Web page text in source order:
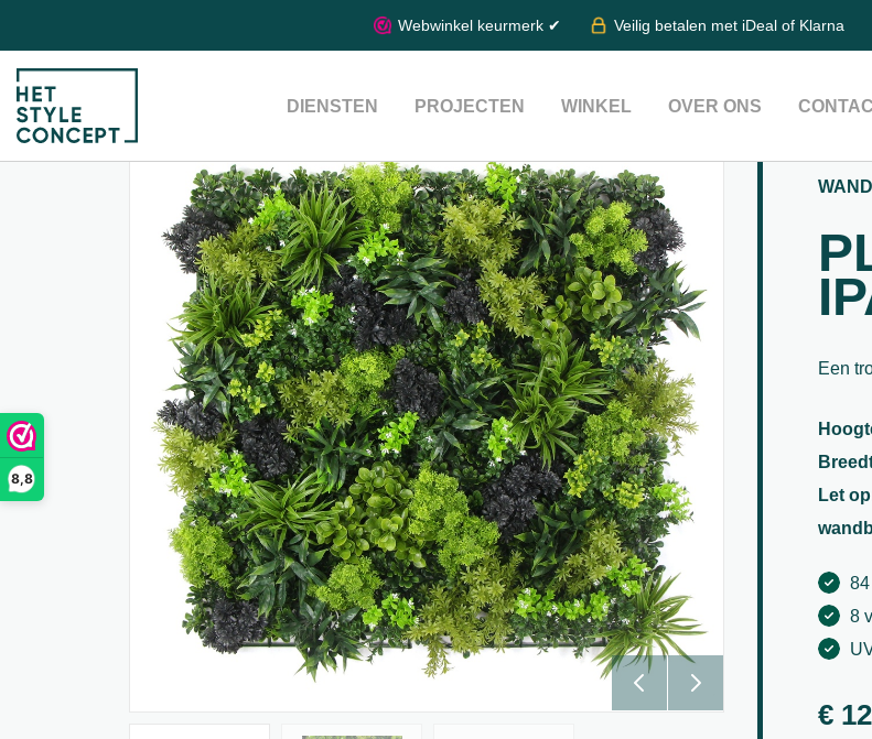
8,8
Webwinkel keurmerk ✔ Veilig betalen met iDeal of Klarna
DIENSTEN PROJECTEN WINKEL OVER ONS
Een
Let
8
€